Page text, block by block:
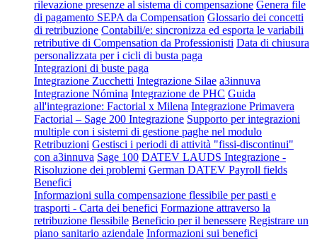
rilevazione presenze al sistema di compensazione Genera file
di pagamento SEPA da Compensation Glossario dei concetti
di retribuzione Contabili/e: sincronizza ed esporta le variabili
retributive di Compensation da Professionisti Data di chiusura
personalizzata per i cicli di busta paga
Integrazioni di buste paga
Integrazione Zucchetti Integrazione Silae a3innuva
Integrazione Nómina Integrazione de PHC Guida
all'integrazione: Factorial x Milena Integrazione Primavera
Factorial – Sage 200 Integrazione Supporto per integrazioni
multiple con i sistemi di gestione paghe nel modulo
Retribuzioni Gestisci i periodi di attività "fissi-discontinui"
con a3innuva Sage 100 DATEV LAUDS Integrazione -
Risoluzione dei problemi German DATEV Payroll fields
Benefici
Informazioni sulla compensazione flessibile per pasti e
trasporti - Carta dei benefici Formazione attraverso la
retribuzione flessibile Beneficio per il benessere Registrare un
piano sanitario aziendale Informazioni sui benefici